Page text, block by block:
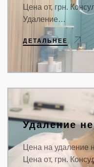
Цена от, грн.
Удаление…
ДЕТАЛЬНЕЕ
Удаление
Цена на удаление
Цена от, грн.